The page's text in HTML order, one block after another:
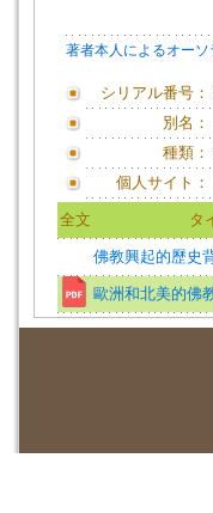
著者本人によるオーソ
シリアル番号：
別名：
種類：
個人サイト：
全文 タ
佛教興起的歷史
歐洲和北美的佛